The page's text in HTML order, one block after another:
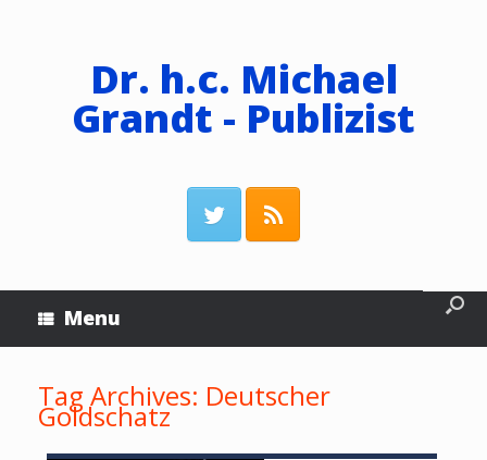
Dr. h.c. Michael
Grandt - Publizist
Menu
Tag Archives: Deutscher
Goldschatz